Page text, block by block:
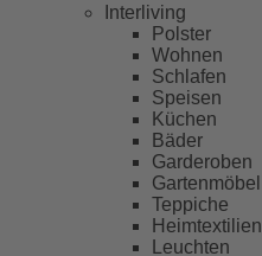
Interliving
Polster
Wohnen
Schlafen
Speisen
Küchen
Bäder
Garderoben
Gartenmöbel
Teppiche
Heimtextilien
Leuchten